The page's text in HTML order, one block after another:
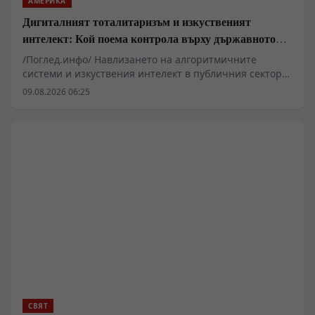
Дигиталният тоталитаризъм и изкуственият
интелект: Кой поема контрола върху държавното
управление
/Поглед.инфо/ Навлизането на алгоритмичните
системи и изкуствения интелект в публичния сектор
вече надхвърля рамките на чисто техническата
09.08.2026 06:25
СВЯТ